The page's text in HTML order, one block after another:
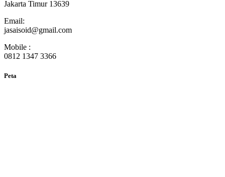
Jakarta Timur 13639
Email:
jasaisoid@gmail.com
Mobile :
0812 1347 3366
Peta